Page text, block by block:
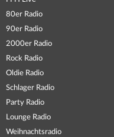
80er Radio
90er Radio
2000er Radio
Rock Radio
Oldie Radio
Schlager Radio
Party Radio
Lounge Radio
Weihnachtsradio